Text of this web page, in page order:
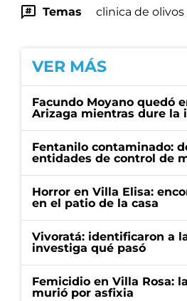
Temas clinica de olivos
VER MÁS
Facundo Moyano quedó
Arizaga mientras dure la
Fentanilo contaminado:
entidades de control de
Horror en Villa Elisa:
en el patio de la casa
Vivoratá: identificaron a
investiga qué pasó
Femicidio en Villa Rosa:
murió por asfixia